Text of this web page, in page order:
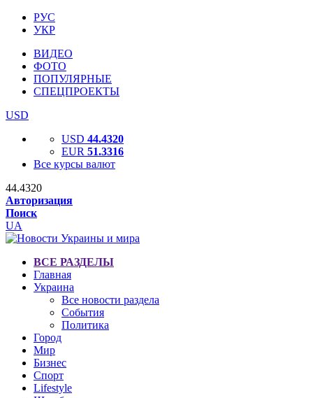
РУС
УКР
ВИДЕО
ФОТО
ПОПУЛЯРНЫЕ
СПЕЦПРОЕКТЫ
USD
USD 44.4320
EUR 51.3316
Все курсы валют
44.4320
Авторизация
Поиск
UA
ВСЕ РАЗДЕЛЫ
Главная
Украина
Все новости раздела
События
Политика
Город
Мир
Бизнес
Спорт
Lifestyle